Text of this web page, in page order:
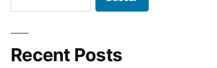
Recent Posts